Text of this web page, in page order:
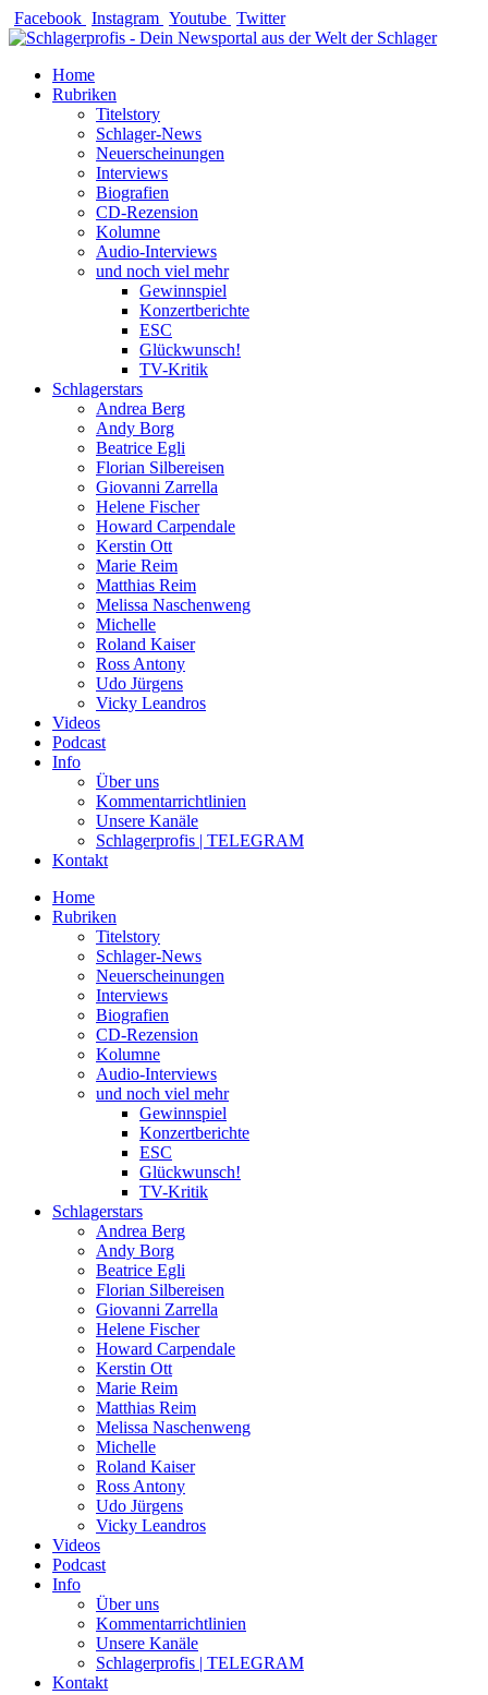
Zum
Inhalt
Facebook Instagram Youtube Twitter
Home
Rubriken
Titelstory
Schlager-News
Neuerscheinungen
Interviews
Biografien
CD-Rezension
Kolumne
Audio-Interviews
und noch viel mehr
Gewinnspiel
Konzertberichte
ESC
Glückwunsch!
TV-Kritik
Schlagerstars
Andrea Berg
Andy Borg
Beatrice Egli
Florian Silbereisen
Giovanni Zarrella
Helene Fischer
Howard Carpendale
Kerstin Ott
Marie Reim
Matthias Reim
Melissa Naschenweng
Michelle
Roland Kaiser
Ross Antony
Udo Jürgens
Vicky Leandros
Videos
Podcast
Info
Über uns
Kommentarrichtlinien
Unsere Kanäle
Schlagerprofis | TELEGRAM
Kontakt
Home
Rubriken
Titelstory
Schlager-News
Neuerscheinungen
Interviews
Biografien
CD-Rezension
Kolumne
Audio-Interviews
und noch viel mehr
Gewinnspiel
Konzertberichte
ESC
Glückwunsch!
TV-Kritik
Schlagerstars
Andrea Berg
Andy Borg
Beatrice Egli
Florian Silbereisen
Giovanni Zarrella
Helene Fischer
Howard Carpendale
Kerstin Ott
Marie Reim
Matthias Reim
Melissa Naschenweng
Michelle
Roland Kaiser
Ross Antony
Udo Jürgens
Vicky Leandros
Videos
Podcast
Info
Über uns
Kommentarrichtlinien
Unsere Kanäle
Schlagerprofis | TELEGRAM
Kontakt